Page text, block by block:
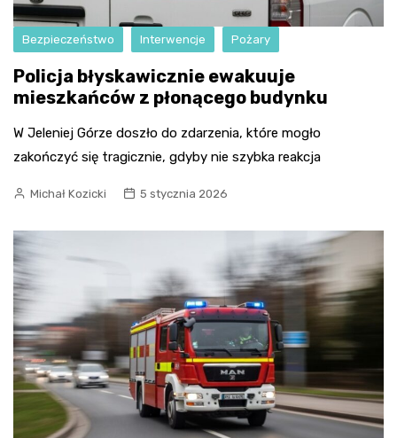
Bezpieczeństwo Interwencje Pożary
Policja błyskawicznie ewakuuje
mieszkańców z płonącego budynku
W Jeleniej Górze doszło do zdarzenia, które mogło
zakończyć się tragicznie, gdyby nie szybka reakcja
Michał Kozicki 5 stycznia 2026